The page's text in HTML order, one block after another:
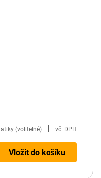
(volitelné) vč. DPH
Vložit do košíku